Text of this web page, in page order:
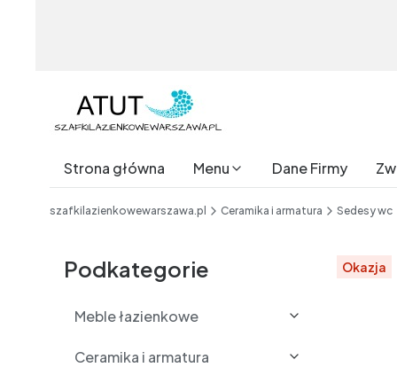
Strona główna Menu Dane Firmy
szafkilazienkowewarszawa.pl Ceramika i armatura Sedesy wc
Podkategorie
Meble łazienkowe
Ceramika i armatura
Etykiety
Okazja